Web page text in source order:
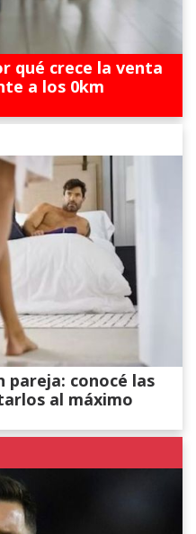
qué crece la venta
a los 0km
pareja: conocé las
al máximo